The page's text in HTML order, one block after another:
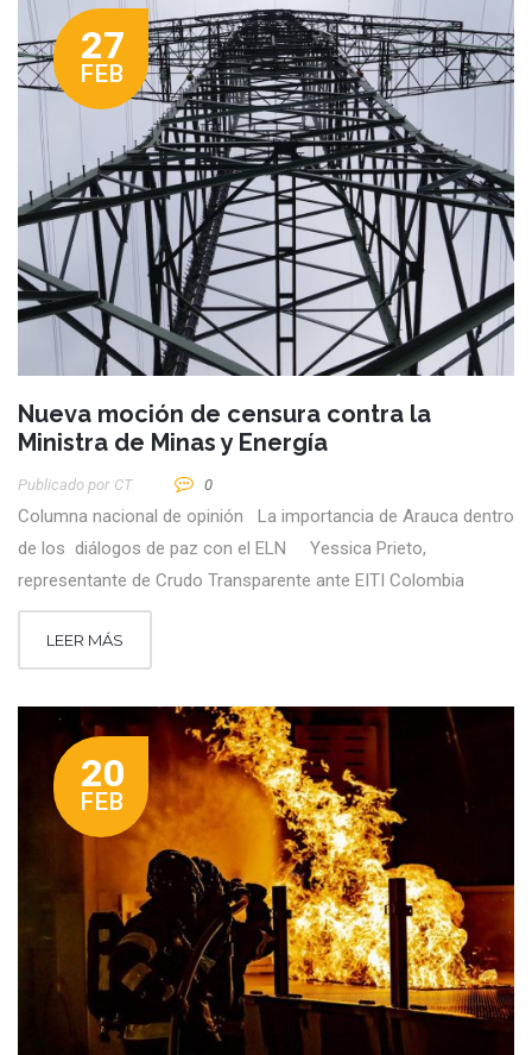
27
FEB
Nueva moción de censura contra la
Ministra de Minas y Energía
Publicado por CT 0
Columna nacional de opinión La importancia de Arauca dentro
de los diálogos de paz con el ELN Yessica Prieto,
representante de Crudo Transparente ante EITI Colombia
LEER MÁS
20
FEB